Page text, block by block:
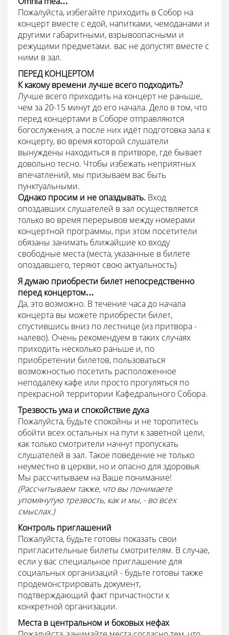
Пожалуйста, избегайте приходить в Собор на
концерт вместе с едой, напитками, чемоданами и
другими габаритными, взрывоопасными и
режущими предметами. вас не допустят вместе с
ними в зал.
ПЕРЕД КОНЦЕРТОМ
К какому времени лучше всего подходить?
Лучше всего приходить на концерт не раньше,
чем за 20-15 минут до его начала. Дело в том, что
перед концертами в Соборе отправляются
богослужения, а после них идёт подготовка зала к
концерту, во время которой слушатели
вынуждены находиться в притворе, где бывает
довольно тесно. Чтобы избежать неприятных
впечатлений, мы призываем вас быть
пунктуальными.
Однако просим и не опаздывать. Вход
опоздавших слушателей в зал осуществляется
только во время перерывов между номерами
концертной программы, при этом посетители
обязаны занимать ближайшие ко входу
свободные места (места, указанные в билете
опоздавшего, теряют свою актуальность)
Я думаю приобрести билет непосредственно
перед концертом…
Да, это возможно. В течение часа до начала
концерта вы можете приобрести билет,
спустившись вниз по лестнице (из притвора -
налево). Очень рекомендуем в таких случаях
приходить несколько раньше и, по
приобретении билетов, пользоваться
возможностью посетить расположенное
неподалёку кафе или просто прогуляться по
прекрасной территории Кафедрального Собора.
Трезвость ума и спокойствие духа
Пожалуйста, будьте спокойны и не торопитесь
обойти всех остальных на пути к заветной цели,
как только смотрители начнут пропускать
слушателей в зал. Такое поведение не только
неуместно в церкви, но и опасно для здоровья.
Мы рассчитываем на Ваше понимание!
(Рассчитываем также, что вы понимаете
упомянутую трезвость, как и мы, - во всех
смыслах.)
Контроль приглашений
Пожалуйста, будьте готовы показать свои
пригласительные билеты смотрителям. В случае,
если у вас специальное приглашение для
социальных организаций - будьте готовы также
продемонстрировать документ,
подтверждающий факт причастности к
конкретной организации.
Места в центральном и боковых нефах